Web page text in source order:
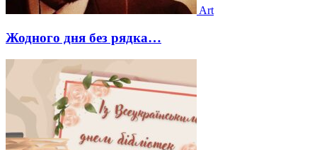
Art
Жодного дня без рядка…